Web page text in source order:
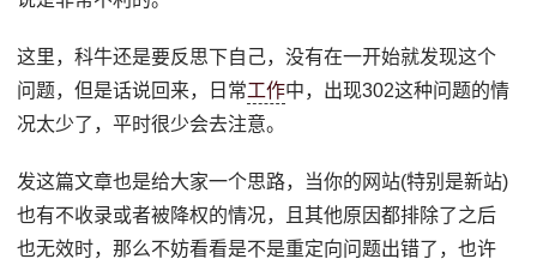
这里，科牛还是要反思下自己，没有在一开始就发现这个
问题，但是话说回来，日常工作中，出现302这种问题的情
况太少了，平时很少会去注意。
发这篇文章也是给大家一个思路，当你的网站(特别是新站)
也有不收录或者被降权的情况，且其他原因都排除了之后
也无效时，那么不妨看看是不是重定向问题出错了，也许